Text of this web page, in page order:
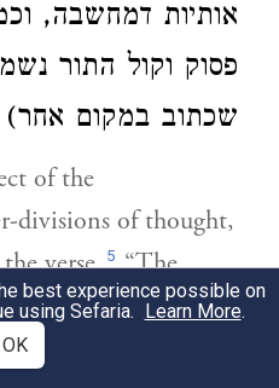
אותיות דמחשבה,
פסוק וקול התור
שכתוב במקום אחר)
of the
divisions of thought,
verse,5“The
is heard in our land,”
best experience possible on
using Sefaria. Learn More.
OK